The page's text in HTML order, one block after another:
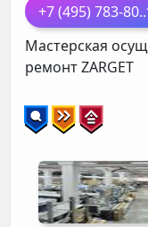
+7 (495) 783-80
Мастерская
ремонтZARGET